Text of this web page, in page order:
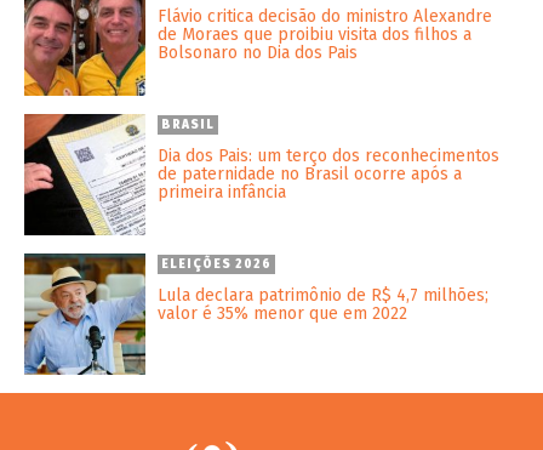
Flávio critica decisão do ministro Alexandre
de Moraes que proibiu visita dos filhos a
Bolsonaro no Dia dos Pais
BRASIL
Dia dos Pais: um terço dos reconhecimentos
de paternidade no Brasil ocorre após a
primeira infância
ELEIÇÕES 2026
Lula declara patrimônio de R$ 4,7 milhões;
valor é 35% menor que em 2022